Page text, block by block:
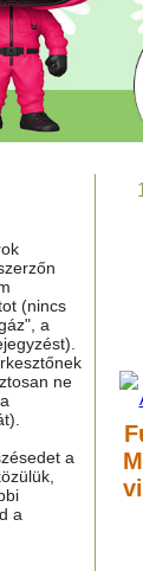
(nincs
a
ne
a
a